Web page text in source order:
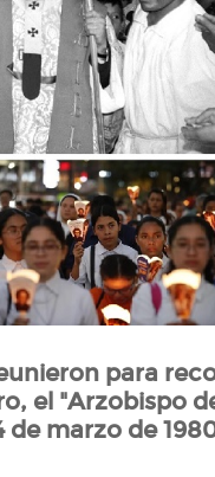
para
el "Arzobispo
de marzo de